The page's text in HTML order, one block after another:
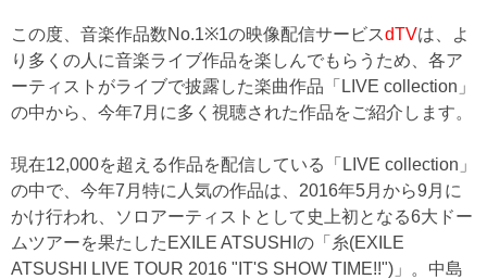
この度、音楽作品数No.1※1の映像配信サービスdTVは、よ
り多くの人に音楽ライブ作品を楽しんでもらうため、各ア
ーティストがライブで披露した楽曲作品「LIVE collection」
の中から、今年7月に多く視聴された作品をご紹介します。
現在12,000を超える作品を配信している「LIVE collection」
の中で、今年7月特に人気の作品は、2016年5月から9月に
かけ行われ、ソロアーティストとして史上初となる6大ドー
ムツアーを果たしたEXILE ATSUSHIの「糸(EXILE
ATSUSHI LIVE TOUR 2016 "IT'S SHOW TIME!!")」。中島